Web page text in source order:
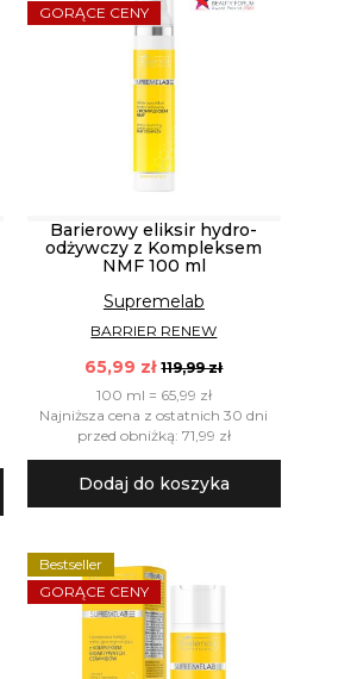
GORĄCE CENY
Barierowy eliksir hydro-
odżywczy z Kompleksem
NMF 100 ml
Supremelab
BARRIER RENEW
65,99 zł 119,99 zł
100 ml = 65,99 zł
Najniższa cena z ostatnich 30 dni
przed obniżką: 71,99 zł
Dodaj do koszyka
Bestseller
GORĄCE CENY